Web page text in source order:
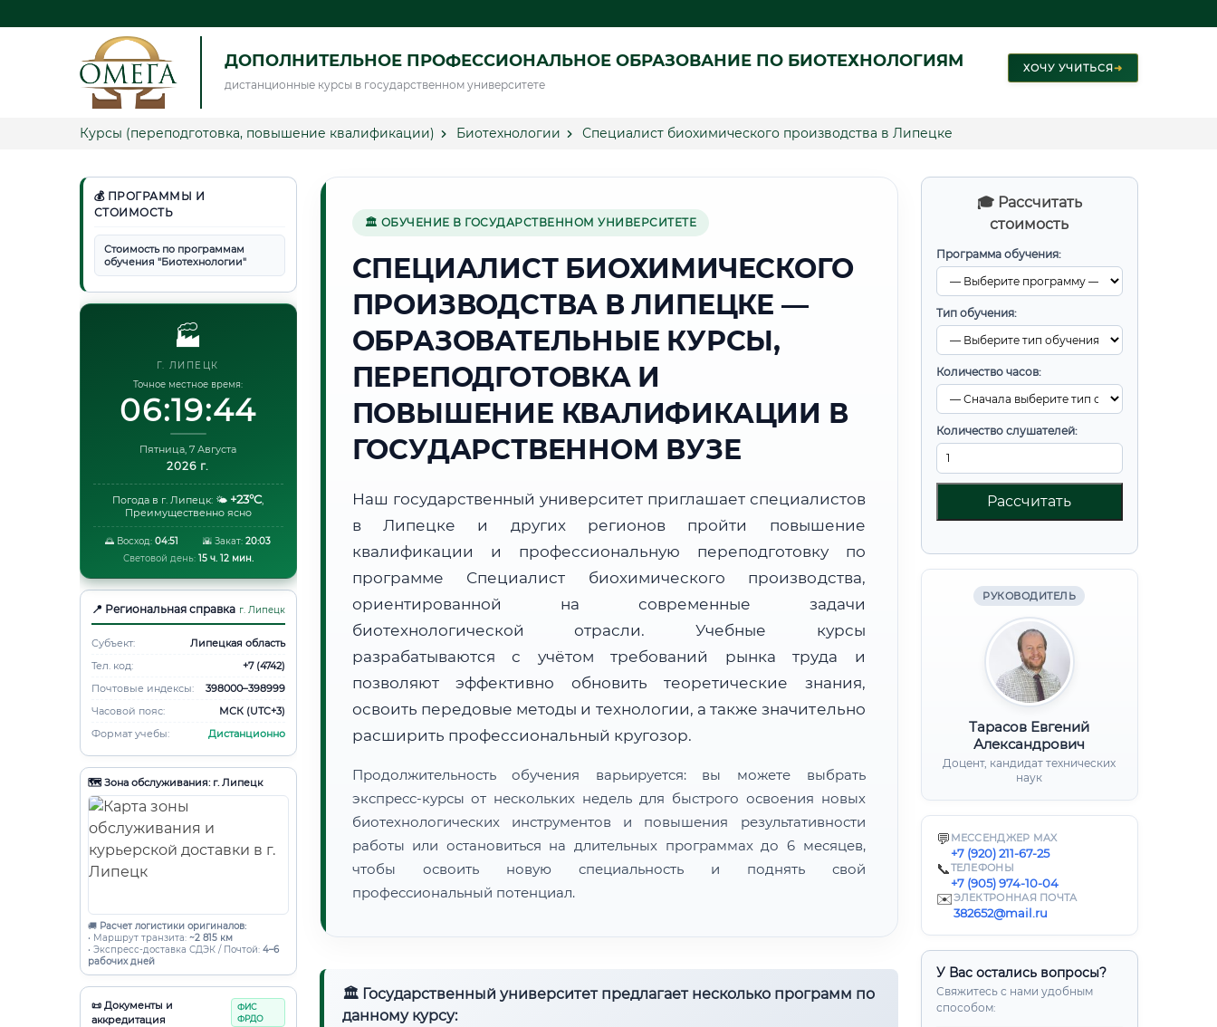
ДОПОЛНИТЕЛЬНОЕ ПРОФЕССИОНАЛЬНОЕ ОБРАЗОВАНИЕ ПО БИОТЕХНОЛОГИЯМ
дистанционные курсы в государственном университете
ХОЧУ УЧИТЬСЯ➜
Курсы (переподготовка, повышение квалификации) Биотехнологии Специалист биохимического производства в Липецке
💰 ПРОГРАММЫ И
СТОИМОСТЬ
Стоимость по программам
обучения "Биотехнологии"
🏭
Г. ЛИПЕЦК
Точное местное время:
06:19:45
Пятница, 7 Августа
2026 г.
Погода в г. Липецк: 🌤️ +23°C,
Преимущественно ясно
🌅 Восход: 04:51 🌇 Закат: 20:03
Световой день: 15 ч. 12 мин.
📍 Региональная справка г. Липецк
Субъект:
Липецкая область
Тел. код:
+7 (4742)
Почтовые индексы:
398000–398999
Часовой пояс:
МСК (UTC+3)
Формат учебы:
Дистанционно
🗺️ Зона обслуживания: г. Липецк
🚚 Расчет логистики оригиналов:
• Маршрут транзита: ~2 815 км
• Экспресс-доставка СДЭК / Почтой: 4–6
рабочих дней
📜 Документы и
аккредитация
ФИС
ФРДО
🎓 Рассчитать
стоимость
Программа обучения:
Тип обучения:
Количество часов:
Количество слушателей:
Рассчитать
РУКОВОДИТЕЛЬ
Тарасов Евгений
Александрович
Доцент, кандидат технических
наук
💬 МЕССЕНДЖЕР MAX
+7 (920) 211-67-25
📞ТЕЛЕФОНЫ
+7 (905) 974-10-04
✉️ЭЛЕКТРОННАЯ ПОЧТА
382652@mail.ru
У Вас остались вопросы?
Свяжитесь с нами удобным
способом:
🏛 ОБУЧЕНИЕ В ГОСУДАРСТВЕННОМ УНИВЕРСИТЕТЕ
СПЕЦИАЛИСТ БИОХИМИЧЕСКОГО
ПРОИЗВОДСТВА В ЛИПЕЦКЕ —
ОБРАЗОВАТЕЛЬНЫЕ КУРСЫ,
ПЕРЕПОДГОТОВКА И
ПОВЫШЕНИЕ КВАЛИФИКАЦИИ В
ГОСУДАРСТВЕННОМ ВУЗЕ
Наш государственный университет приглашает специалистов
в Липецке и других регионов пройти повышение
квалификации и профессиональную переподготовку по
программе Специалист биохимического производства,
ориентированной на современные задачи
биотехнологической отрасли. Учебные курсы
разрабатываются с учётом требований рынка труда и
позволяют эффективно обновить теоретические знания,
освоить передовые методы и технологии, а также значительно
расширить профессиональный кругозор.
Продолжительность обучения варьируется: вы можете выбрать
экспресс-курсы от нескольких недель для быстрого освоения новых
биотехнологических инструментов и повышения результативности
работы или остановиться на длительных программах до 6 месяцев,
чтобы освоить новую специальность и поднять свой
профессиональный потенциал.
🏛 Государственный университет предлагает несколько программ по
данному курсу: